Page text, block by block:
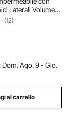
Laterali Volume
Porta Attrezzi da
Inclinata
Baule da Giardino
(12)
Dom. Ago. 9 - Gio.
al carrello